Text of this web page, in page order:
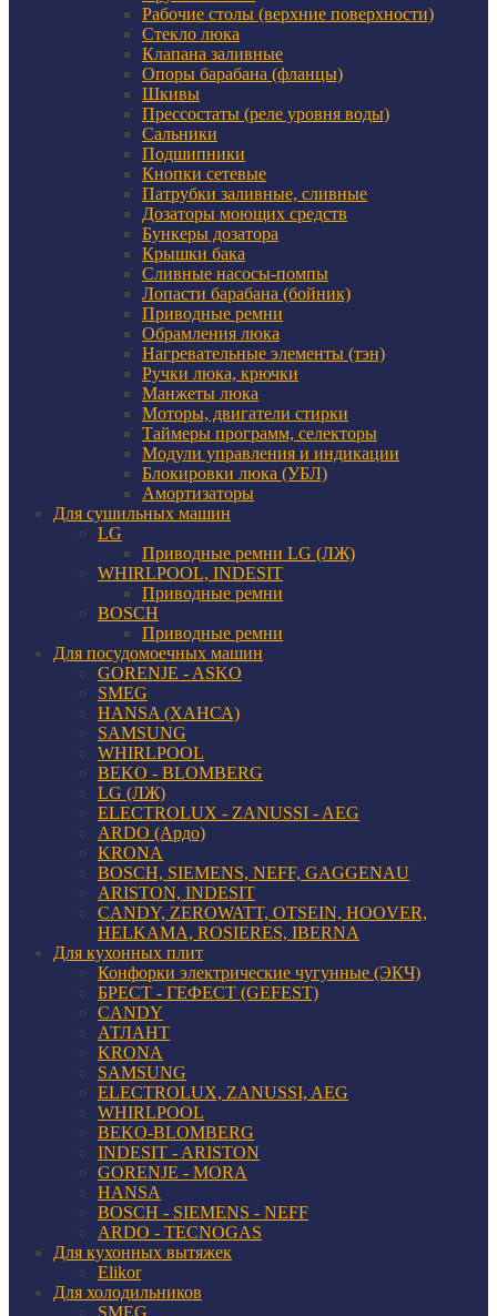
Рабочие столы (верхние поверхности)
Стекло люка
Клапана заливные
Опоры барабана (фланцы)
Шкивы
Прессостаты (реле уровня воды)
Сальники
Подшипники
Кнопки сетевые
Патрубки заливные, сливные
Дозаторы моющих средств
Бункеры дозатора
Крышки бака
Сливные насосы-помпы
Лопасти барабана (бойник)
Приводные ремни
Обрамления люка
Нагревательные элементы (тэн)
Ручки люка, крючки
Манжеты люка
Моторы, двигатели стирки
Таймеры программ, селекторы
Модули управления и индикации
Блокировки люка (УБЛ)
Амортизаторы
Для сушильных машин
LG
Приводные ремни LG (ЛЖ)
WHIRLPOOL, INDESIT
Приводные ремни
BOSCH
Приводные ремни
Для посудомоечных машин
GORENJE - ASKO
SMEG
HANSA (ХАНСА)
SAMSUNG
WHIRLPOOL
BEKO - BLOMBERG
LG (ЛЖ)
ELECTROLUX - ZANUSSI - AEG
ARDO (Ардо)
KRONA
BOSCH, SIEMENS, NEFF, GAGGENAU
ARISTON, INDESIT
CANDY, ZEROWATT, OTSEIN, HOOVER,
HELKAMA, ROSIERES, IBERNA
Для кухонных плит
Конфорки электрические чугунные (ЭКЧ)
БРЕСТ - ГЕФЕСТ (GEFEST)
CANDY
АТЛАНТ
KRONA
SAMSUNG
ELECTROLUX, ZANUSSI, AEG
WHIRLPOOL
BEKO-BLOMBERG
INDESIT - ARISTON
GORENJE - MORA
HANSA
BOSCH - SIEMENS - NEFF
ARDO - TECNOGAS
Для кухонных вытяжек
Elikor
Для холодильников
SMEG